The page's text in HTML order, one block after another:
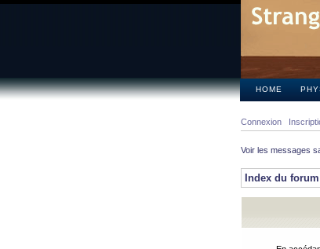
HOME
Connexion
Voir les messages
Index du forum